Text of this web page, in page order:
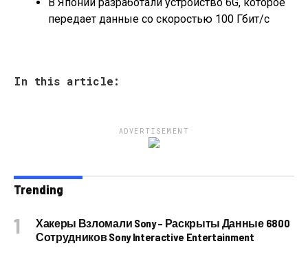
передает данные со скоростью 100 Гбит/с
In this article:
ADVERTISEMENT
Trending
Хакеры Взломали Sony – Раскрыты Данные 6800
Сотрудников Sony Interactive Entertainment